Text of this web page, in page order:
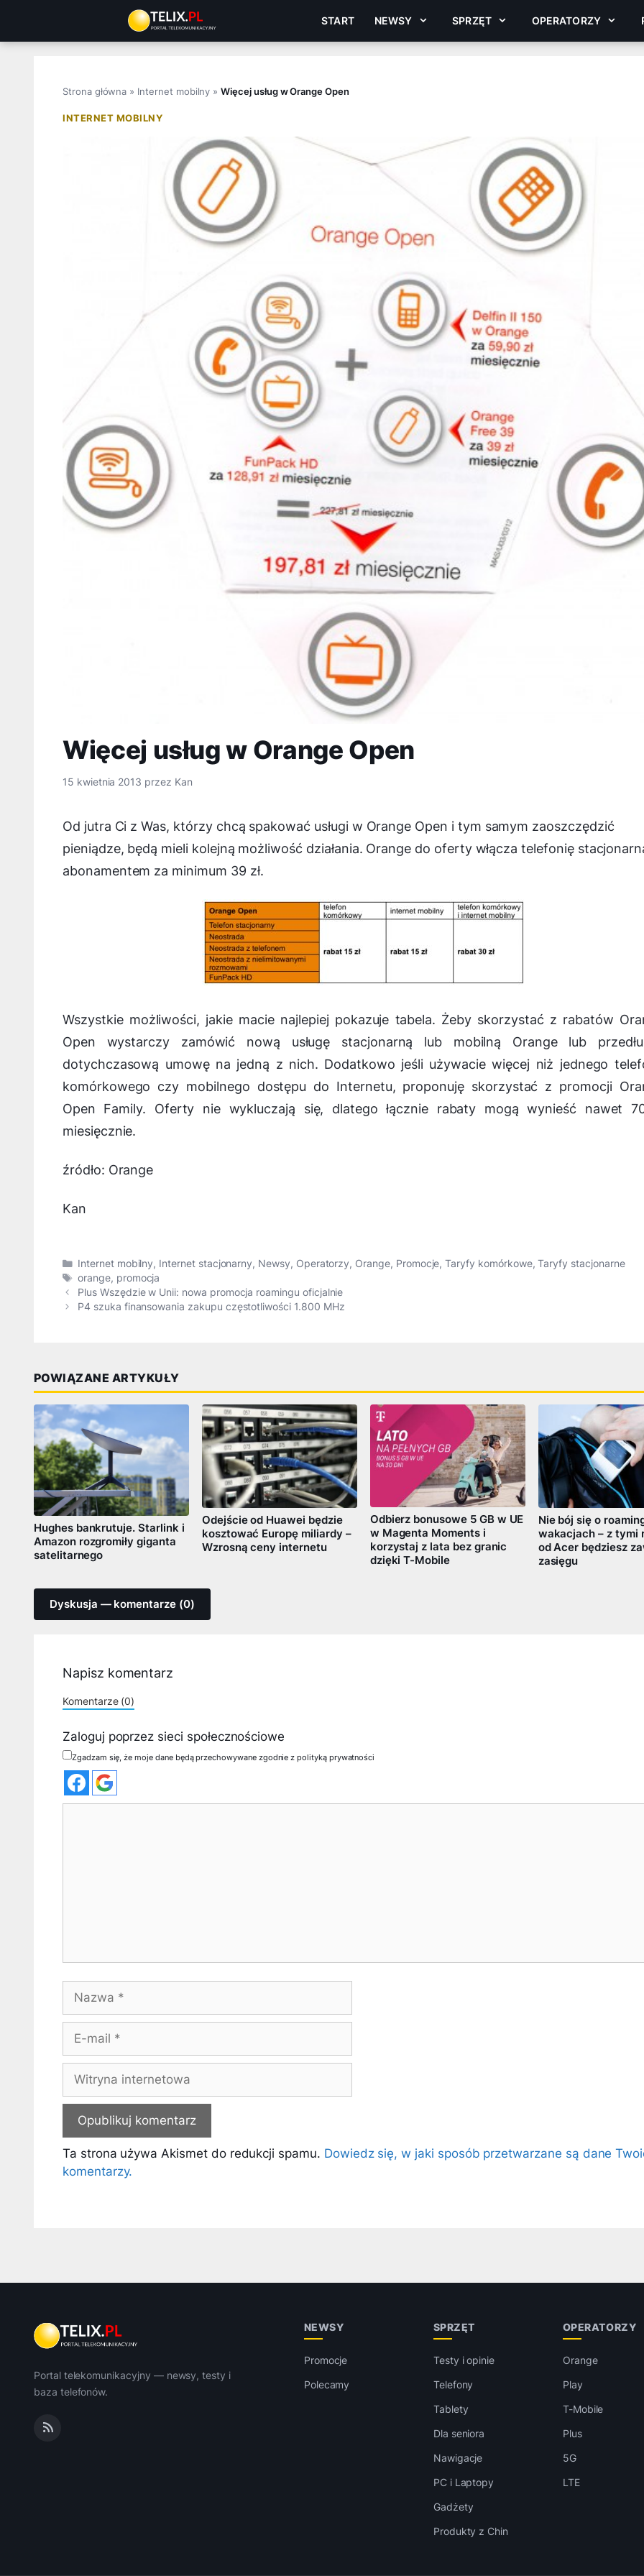
treści
START NEWSY SPRZĘT OPERATORZY
Strona główna » Internet mobilny »Więcej usług w Orange Open
INTERNET MOBILNY
Więcej usług w Orange Open
15 kwietnia 2013 przez Kan
Od jutra Ci z Was, którzy chcą spakować usługi w Orange Open i tym samym zaoszczędzić
pieniądze, będą mieli kolejną możliwość działania. Orange do oferty włącza telefonię
abonamentem za minimum 39 zł.
Wszystkie możliwości, jakie macie najlepiej pokazuje tabela. Żeby skorzystać z rabatów
Open wystarczy zamówić nową usługę stacjonarną lub mobilną Orange lub
dotychczasową umowę na jedną z nich. Dodatkowo jeśli używacie więcej niż jednego
komórkowego czy mobilnego dostępu do Internetu, proponuję skorzystać z promocji
Open Family. Oferty nie wykluczają się, dlatego łącznie rabaty mogą wynieść nawet
miesięcznie.
źródło: Orange
Kan
Kategorie
Internet mobilny, Internet stacjonarny, Newsy, Operatorzy, Orange, Promocje,Taryfy komórkowe,Taryfy stacjonarne
Tagi
orange, promocja
Plus Wszędzie w Unii: nowa promocja roamingu oficjalnie
P4 szuka finansowania zakupu częstotliwości 1.800 MHz
POWIĄZANE ARTYKUŁY
Hughes bankrutuje. Starlink i
Amazon rozgromiły giganta
satelitarnego
Odejście od Huawei będzie
kosztować Europę miliardy –
Wzrosną ceny internetu
Odbierz bonusowe 5 GB w UE
w Magenta Moments i
korzystaj z lata bez granic
dzięki T-Mobile
Nie bój się o
wakacjach – z tymi
od Acer będziesz
zasięgu
Dyskusja — komentarze (0)
Napisz komentarz
Komentarze (0)
Zaloguj poprzez sieci społecznościowe
Zgadzam się, że moje dane będą przechowywane zgodnie z polityką prywatności
Nazwa
Witryna
internetowa
Ta strona używa Akismet do redukcji spamu. Dowiedz się, w jaki sposób przetwarzane są dane
komentarzy.
Portal telekomunikacyjny — newsy, testy i
baza telefonów.
NEWSY
Promocje
Polecamy
SPRZĘT
Testy i opinie
Telefony
Tablety
Dla seniora
Nawigacje
PC i Laptopy
Gadżety
Produkty z Chin
OPERATORZY
Orange
Play
T-Mobile
Plus
5G
LTE